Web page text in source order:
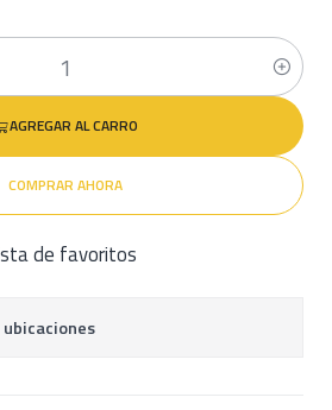
AGREGAR AL CARRO
COMPRAR AHORA
de favoritos